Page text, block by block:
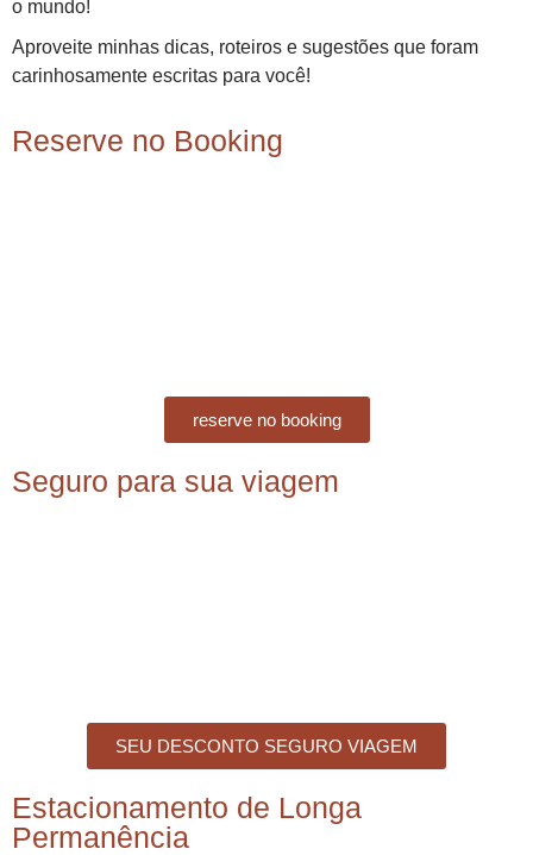
o mundo!
Aproveite minhas dicas, roteiros e sugestões que foram
carinhosamente escritas para você!
Reserve no Booking
reserve no booking
Seguro para sua viagem
SEU DESCONTO SEGURO VIAGEM
Estacionamento de Longa
Permanência